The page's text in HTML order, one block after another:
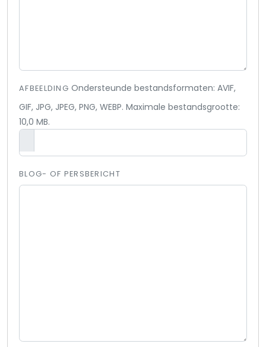
AFBEELDING Ondersteunde bestandsformaten: AVIF,
GIF, JPG, JPEG, PNG, WEBP. Maximale bestandsgrootte:
10,0 MB.
BLOG- OF PERSBERICHT